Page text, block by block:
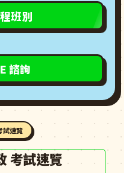
班別
諮詢
速覽
考試速覽